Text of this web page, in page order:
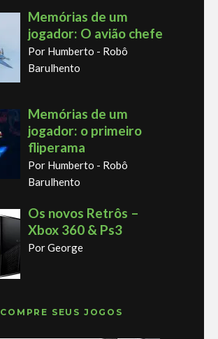
Memórias de um
jogador: O avião chefe
Por Humberto - Robô
Barulhento
Memórias de um
jogador: o primeiro
fliperama
Por Humberto - Robô
Barulhento
Os novos Retrôs –
Xbox 360 & Ps3
Por George
COMPRE SEUS JOGOS